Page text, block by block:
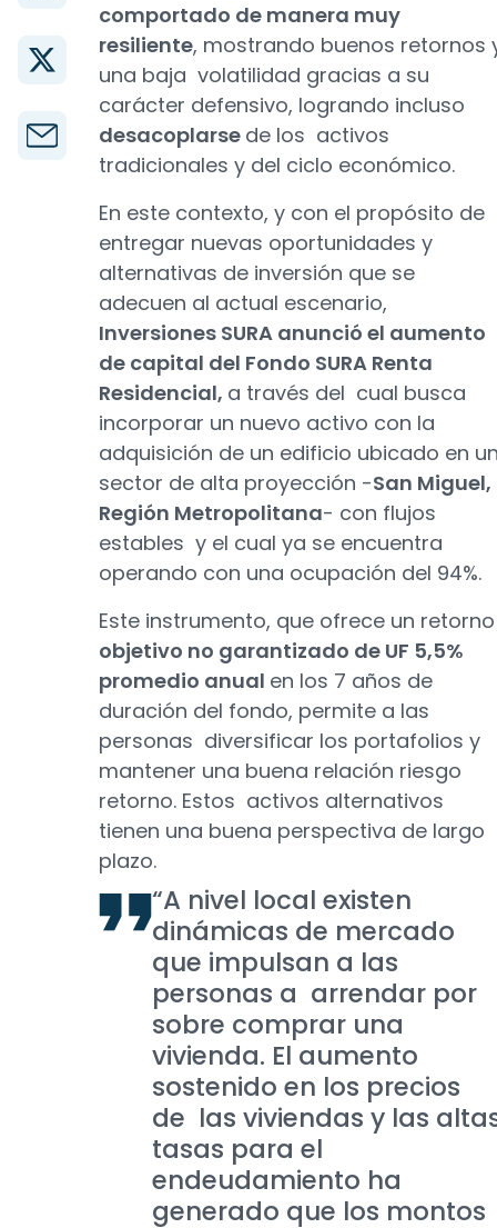
comportado de manera muy
resiliente, mostrando buenos retornos
una baja volatilidad gracias a su
carácter defensivo, logrando incluso
desacoplarse de los activos
tradicionales y del ciclo económico.
En este contexto, y con el propósito de
entregar nuevas oportunidades y
alternativas de inversión que se
adecuen al actual escenario,
Inversiones SURA anunció el aumento
de capital del Fondo SURA Renta
Residencial, a través del cual busca
incorporar un nuevo activo con la
adquisición de un edificio ubicado en
sector de alta proyección -San Miguel,
Región Metropolitana- con flujos
estables y el cual ya se encuentra
operando con una ocupación del 94%.
Este instrumento, que ofrece un retorno
objetivo no garantizado de UF 5,5%
promedio anual en los 7 años de
duración del fondo, permite a las
personas diversificar los portafolios y
mantener una buena relación riesgo
retorno. Estos activos alternativos
tienen una buena perspectiva de largo
plazo.
“A nivel local existen
dinámicas de mercado
que impulsan a las
personas a arrendar por
sobre comprar una
vivienda. El aumento
sostenido en los precios
de las viviendas y las
tasas para el
endeudamiento ha
generado que los montos